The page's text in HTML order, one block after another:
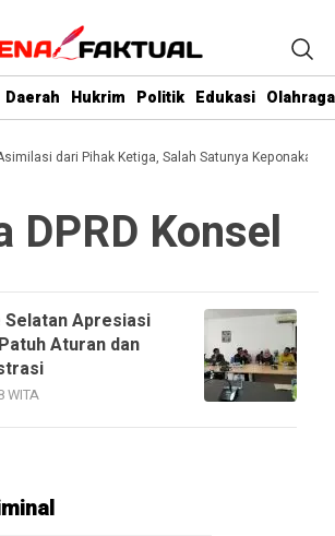
Daerah Hukrim Politik Edukasi Olahraga
dari Pihak Ketiga, Salah Satunya Keponakan
DPRD Konsel
Selatan Apresiasi
Aturan dan
WITA